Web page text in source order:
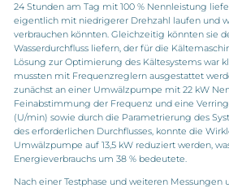
24 Stunden am Tag mit 100 % Nennleistung
eigentlich mit niedrigerer Drehzahl laufen und
verbrauchen könnten. Gleichzeitig könnten sie
Wasserdurchfluss liefern, der für die
Lösung zur Optimierung des Kältesystems war
mussten mit Frequenzreglern ausgestattet
zunächst an einer Umwälzpumpe mit 22 kW
Feinabstimmung der Frequenz und eine
(U/min) sowie durch die Parametrierung des
des erforderlichen Durchflusses, konnte die
Umwälzpumpe auf 13,5 kW reduziert werden,
Energieverbrauchs um 38 % bedeutete.
Nach einer Testphase und weiteren Messungen